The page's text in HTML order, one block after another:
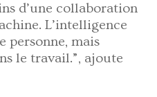
d’une collaboration
L’intelligence
personne, mais
le travail.”, ajoute